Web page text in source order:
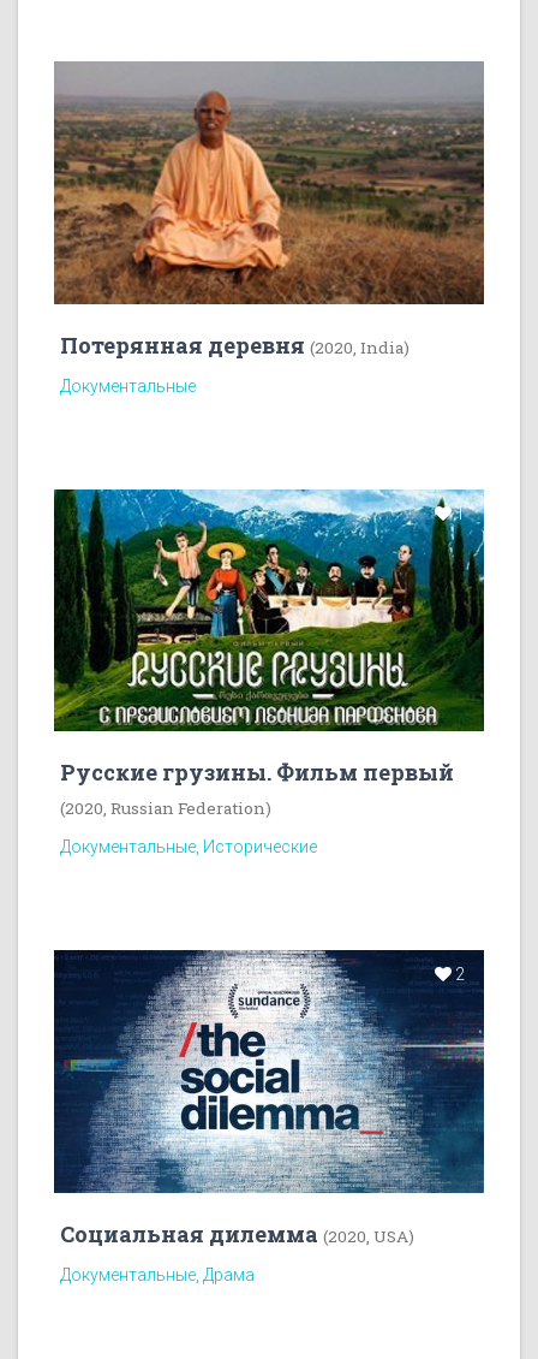
Потерянная деревня (2020, India)
Документальные
1
Русские грузины. Фильм первый
(2020, Russian Federation)
Документальные, Исторические
2
Социальная дилемма (2020, USA)
Документальные, Драма